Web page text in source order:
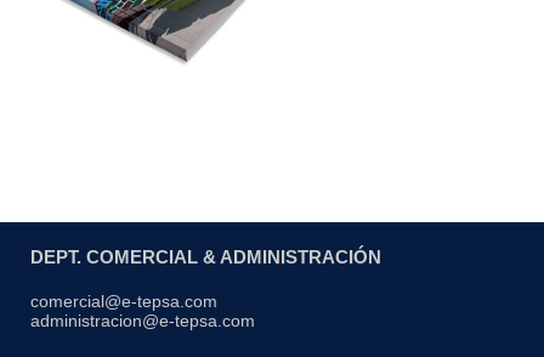
DEPT. COMERCIAL & ADMINISTRACIÓN
comercial@e-tepsa.com
administracion@e-tepsa.com